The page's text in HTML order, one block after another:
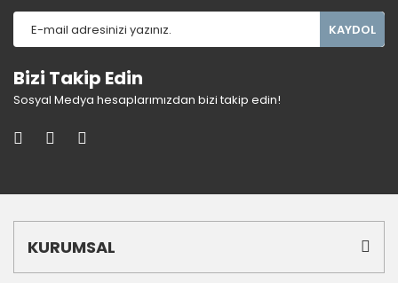
KAYDOL
Bizi Takip Edin
Sosyal Medya hesaplarımızdan bizi takip edin!
KURUMSAL